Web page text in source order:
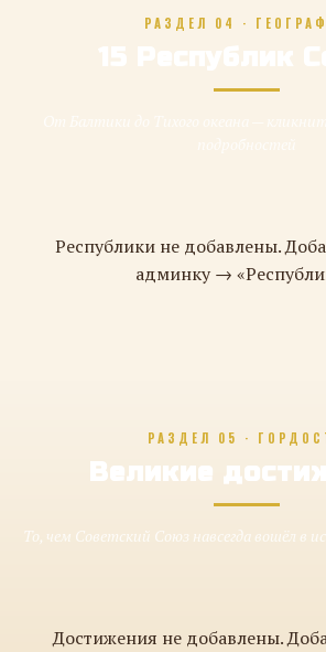
РАЗДЕЛ 04 ·
15 Республик
Республики не добавлены.
админку →
РАЗДЕЛ 05 ·
Великие
То, чем Советский Союз навсегда вошёл в
Достижения не добавлены.